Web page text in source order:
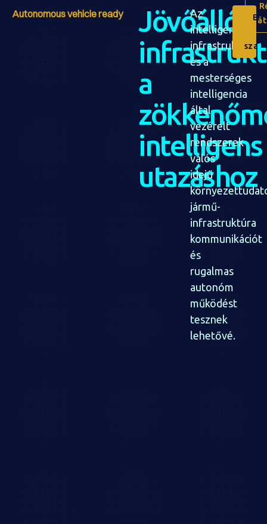
Autonomous vehicle ready
Jövőálló
a
intelligens
utazáshoz
Az
intelligens
infrastruktúra
és a
mesterséges
intelligencia
által
vezérelt
rendszerek
valós
idejű
jármű-
infrastruktúra
kommunikációt
és
rugalmas
autonóm
működést
tesznek
lehetővé.